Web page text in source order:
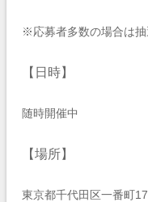
※応募者多数の場合は抽
【日時】
随時開催中
【場所】
東京都千代田区一番町